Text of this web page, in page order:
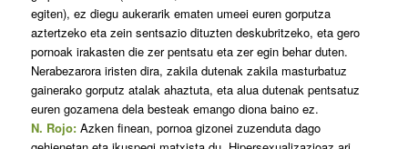
egiten), ez diegu aukerarik ematen umeei euren gorputza
aztertzeko eta zein sentsazio dituzten deskubritzeko, eta gero
pornoak irakasten die zer pentsatu eta zer egin behar duten.
Nerabezarora iristen dira, zakila dutenak zakila masturbatuz
gainerako gorputz atalak ahaztuta, eta alua dutenak pentsatuz
euren gozamena dela besteak emango diona baino ez.
N. Rojo:Azken finean, pornoa gizonei zuzenduta dago